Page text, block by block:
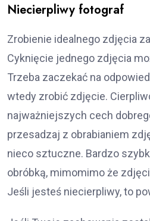
Niecierpliwy fotograf
Zrobienie idealnego zdjęcia
Cyknięcie jednego zdjęcia
Trzeba zaczekać na
wtedy zrobić zdjęcie.
najważniejszych cech
przesadzaj z obrabianiem
nieco sztuczne. Bardzo
obróbką, mimomimo że
Jeśli jesteś niecierpliwy, to